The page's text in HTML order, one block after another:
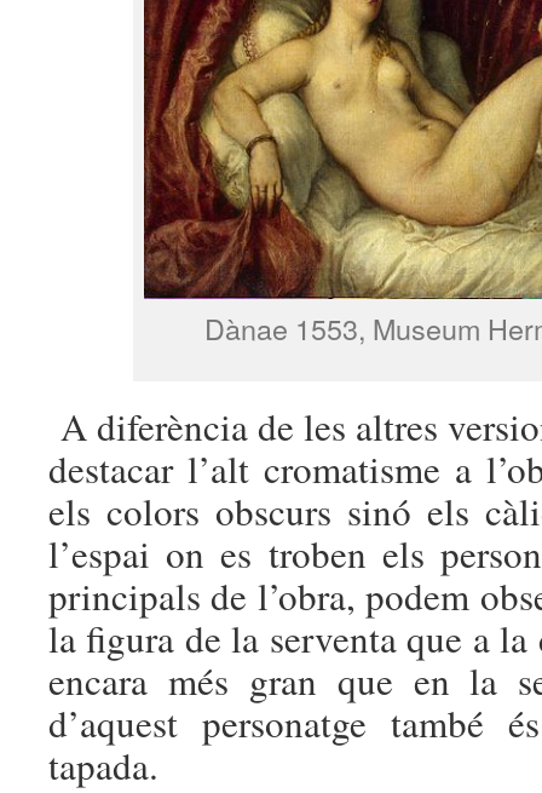
Dànae 1553, Museum
A diferència de les altres
destacar l’alt cromatisme a
els colors obscurs sinó els
l’espai on es troben els
principals de l’obra, podem
la figura de la serventa que a la
encara més gran que en la
d’aquest personatge també
tapada.